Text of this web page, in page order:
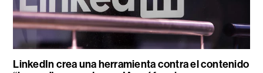
LinkedIn crea una herramienta contra el contenido